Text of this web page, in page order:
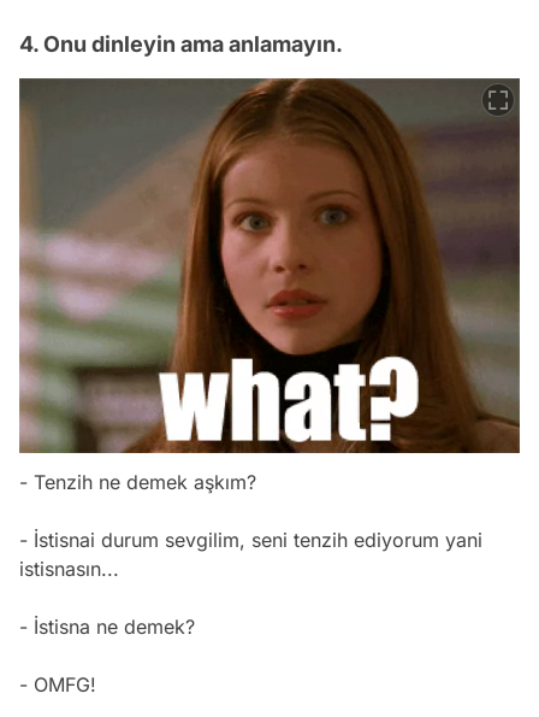
4. Onu dinleyin ama anlamayın.
- Tenzih ne demek aşkım?
- İstisnai durum sevgilim, seni tenzih ediyorum yani
istisnasın...
- İstisna ne demek?
- OMFG!